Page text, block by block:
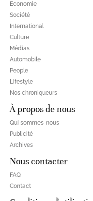
Economie
Société
International
Culture
Médias
Automobile
People
Lifestyle
Nos chroniqueurs
À propos de nous
Qui sommes-nous
Publicité
Archives
Nous contacter
FAQ
Contact